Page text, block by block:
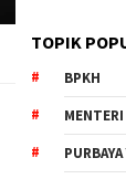
TOPIK
BPKH